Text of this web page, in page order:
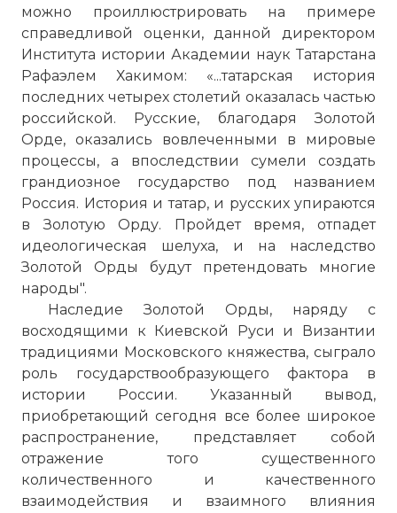
можно проиллюстрировать на примере
справедливой оценки, данной директором
Института истории Академии наук Татарстана
Рафаэлем Хакимом: «...татарская история
последних четырех столетий оказалась частью
российской. Русские, благодаря Золотой
Орде, оказались вовлеченными в мировые
процессы, а впоследствии сумели создать
грандиозное государство под названием
Россия. История и татар, и русских упираются
в Золотую Орду. Пройдет время, отпадет
идеологическая шелуха, и на наследство
Золотой Орды будут претендовать многие
народы".
Наследие Золотой Орды, наряду с
восходящими к Киевской Руси и Византии
традициями Московского княжества, сыграло
роль государствообразующего фактора в
истории России. Указанный вывод,
приобретающий сегодня все более широкое
распространение, представляет собой
отражение того существенного
количественного и качественного
взаимодействия и взаимного влияния